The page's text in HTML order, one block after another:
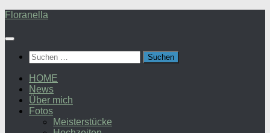
Zum
springen
Floranella
Suchen
nach:
HOME
News
Über mich
Fotos
Meisterstücke